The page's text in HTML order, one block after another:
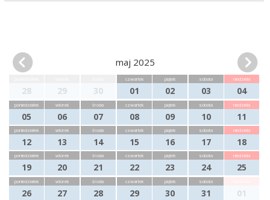
maj 2025
28 29 30
czwartek
01
piątek
02
sobota
03
niedziela
04
poniedziałek
05
wtorek
06
środa
07
czwartek
08
piątek
09
sobota
10
niedziela
11
poniedziałek
12
wtorek
13
środa
14
czwartek
15
piątek
16
sobota
17
niedziela
18
poniedziałek
19
wtorek
20
środa
21
czwartek
22
piątek
23
sobota
24
niedziela
25
poniedziałek
26
wtorek
27
środa
28
czwartek
29
piątek
30
sobota
31 01